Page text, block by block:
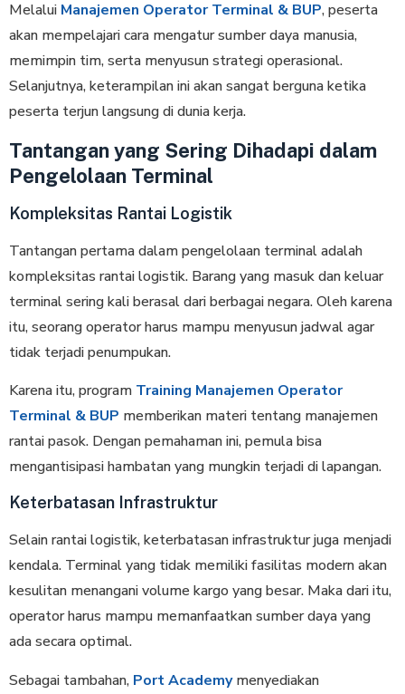
Melalui Manajemen Operator Terminal & BUP, peserta
akan mempelajari cara mengatur sumber daya manusia,
memimpin tim, serta menyusun strategi operasional.
Selanjutnya, keterampilan ini akan sangat berguna ketika
peserta terjun langsung di dunia kerja.
Tantangan yang Sering Dihadapi dalam
Pengelolaan Terminal
Kompleksitas Rantai Logistik
Tantangan pertama dalam pengelolaan terminal adalah
kompleksitas rantai logistik. Barang yang masuk dan keluar
terminal sering kali berasal dari berbagai negara. Oleh karena
itu, seorang operator harus mampu menyusun jadwal agar
tidak terjadi penumpukan.
Karena itu, program Training Manajemen Operator
Terminal & BUP memberikan materi tentang manajemen
rantai pasok. Dengan pemahaman ini, pemula bisa
mengantisipasi hambatan yang mungkin terjadi di lapangan.
Keterbatasan Infrastruktur
Selain rantai logistik, keterbatasan infrastruktur juga menjadi
kendala. Terminal yang tidak memiliki fasilitas modern akan
kesulitan menangani volume kargo yang besar. Maka dari itu,
operator harus mampu memanfaatkan sumber daya yang
ada secara optimal.
Sebagai tambahan, Port Academymenyediakan